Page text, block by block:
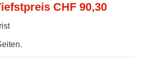
CHF 90,30